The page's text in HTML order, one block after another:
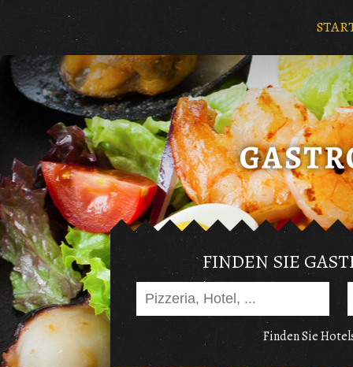
FINDEN SIE
Finden Sie